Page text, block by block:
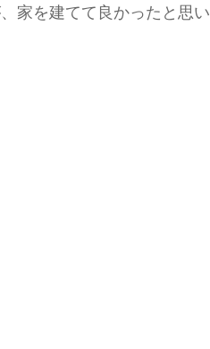
家を建てて良かったと思い